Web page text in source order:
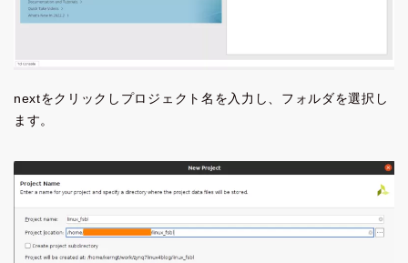
nextをクリックしプロジェクト名を入力し、フォルダを選択し
ます。